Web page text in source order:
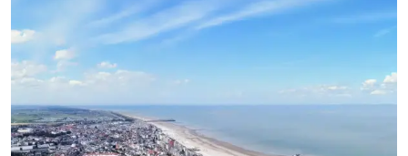
Forum
Route
-